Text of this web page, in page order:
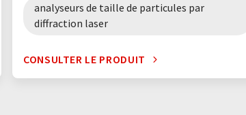
analyseurs de taille de particules par
diffraction laser
CONSULTER LE PRODUIT